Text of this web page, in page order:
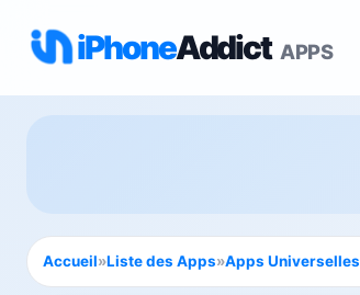
iPhoneAddict APPS
Accueil»Liste des Apps»Apps Universelles